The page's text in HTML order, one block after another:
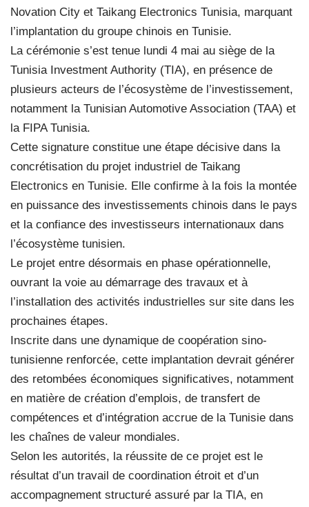
Novation City et Taikang Electronics Tunisia, marquant
l’implantation du groupe chinois en Tunisie.
La cérémonie s’est tenue lundi 4 mai au siège de la
Tunisia Investment Authority (TIA), en présence de
plusieurs acteurs de l’écosystème de l’investissement,
notamment la Tunisian Automotive Association (TAA) et
la FIPA Tunisia.
Cette signature constitue une étape décisive dans la
concrétisation du projet industriel de Taikang
Electronics en Tunisie. Elle confirme à la fois la montée
en puissance des investissements chinois dans le pays
et la confiance des investisseurs internationaux dans
l’écosystème tunisien.
Le projet entre désormais en phase opérationnelle,
ouvrant la voie au démarrage des travaux et à
l’installation des activités industrielles sur site dans les
prochaines étapes.
Inscrite dans une dynamique de coopération sino-
tunisienne renforcée, cette implantation devrait générer
des retombées économiques significatives, notamment
en matière de création d’emplois, de transfert de
compétences et d’intégration accrue de la Tunisie dans
les chaînes de valeur mondiales.
Selon les autorités, la réussite de ce projet est le
résultat d’un travail de coordination étroit et d’un
accompagnement structuré assuré par la TIA, en